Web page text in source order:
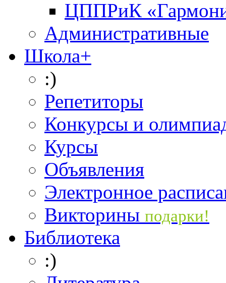
ЦППРиК
Административные
Школа+
:)
Репетиторы
Конкурсы и
Курсы
Объявления
Электронное
Викторины подарки!
Библиотека
:)